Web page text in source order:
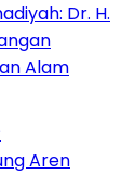
Dr. H.
Alam
Aren